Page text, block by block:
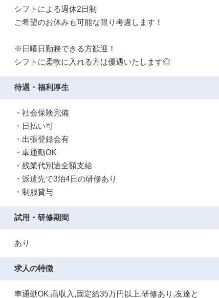
シフトによる週休2日制
ご希望のお休みも可能な限り考慮します！
※日曜日勤務できる方歓迎！
シフトに柔軟に入れる方は優遇いたします◎
待遇・福利厚生
・社会保険完備
・日払い可
・出張登録会有
・車通勤OK
・残業代別途全額支給
・派遣先で3泊4日の研修あり
・制服貸与
試用・研修期間
あり
求人の特徴
車通勤OK,高収入,固定給35万円以上,研修あり,友達と